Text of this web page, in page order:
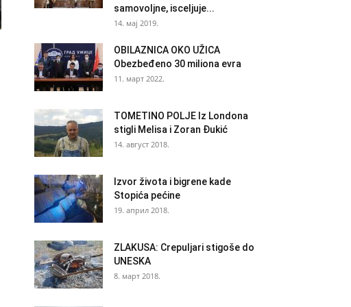
samovoljne, isceljuje...
14. мај 2019.
OBILAZNICA OKO UŽICA
Obezbeđeno 30 miliona evra
11. март 2022.
TOMETINO POLJE Iz Londona
stigli Melisa i Zoran Đukić
14. август 2018.
Izvor života i bigrene kade
Stopića pećine
19. април 2018.
ZLAKUSA: Crepuljari stigoše do
UNESKA
8. март 2018.